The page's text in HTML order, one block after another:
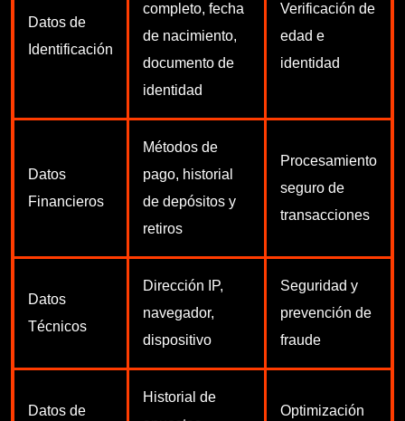
Datos de
Identificación
completo, fecha
de nacimiento,
documento de
identidad
Verificación de
edad e
identidad
Datos
Financieros
Métodos de
pago, historial
de depósitos y
retiros
Procesamiento
seguro de
transacciones
Datos
Técnicos
Dirección IP,
navegador,
dispositivo
Seguridad y
prevención de
fraude
Datos de
Historial de
Optimización